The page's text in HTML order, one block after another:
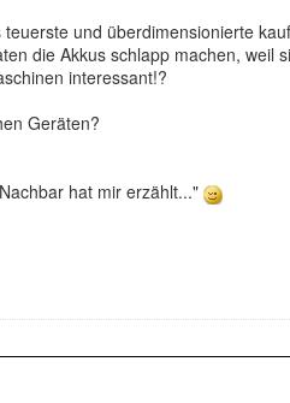
und überdimensionierte
die Akkus schlapp machen,
interessant!?
Geräten?
hat mir erzählt..."